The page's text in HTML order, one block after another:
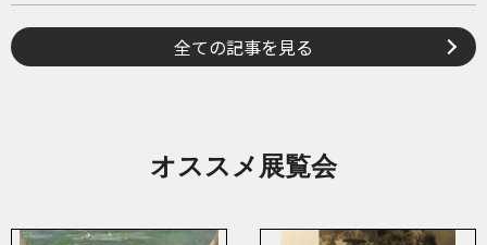
全ての記事を見る
オススメ展覧会